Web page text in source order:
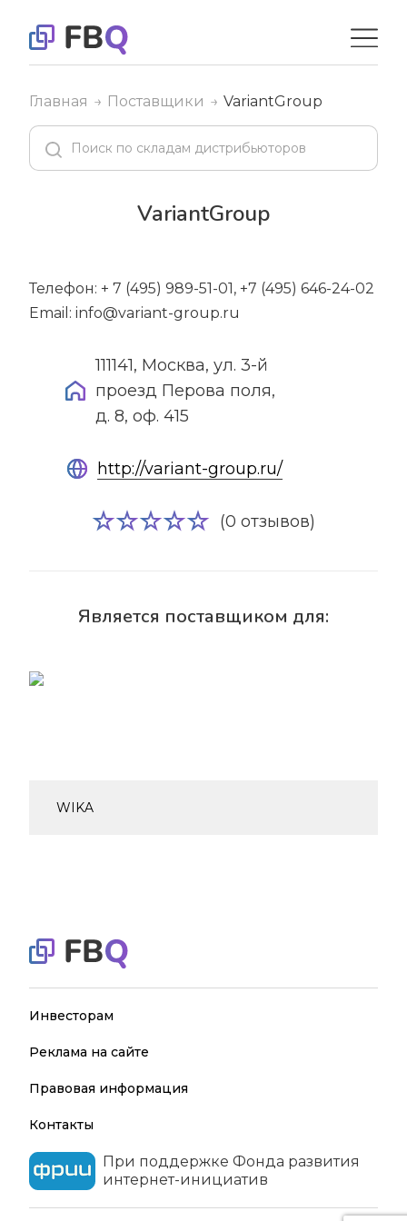
Главная Поставщики VariantGroup
VariantGroup
Телефон: + 7 (495) 989-51-01, +7 (495) 646-24-02
Email: info@variant-group.ru
111141, Москва, ул. 3-й
проезд Перова поля,
д. 8, оф. 415
http://variant-group.ru/
(0 отзывов)
Является поставщиком для:
WIKA
При поддержке Фонда развития
интернет-инициатив
Инвесторам
Реклама на сайте
Правовая информация
Контакты